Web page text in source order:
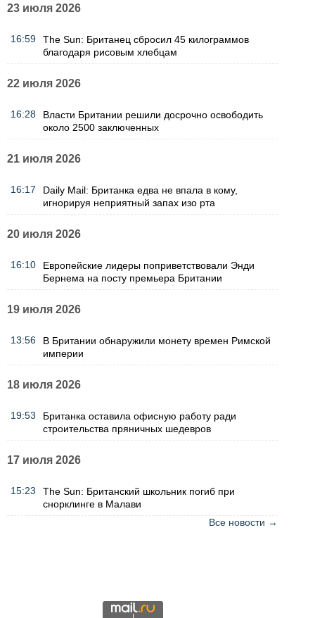
23 июля 2026
16:59
The Sun: Британец сбросил 45 килограммов
благодаря рисовым хлебцам
22 июля 2026
16:28
Власти Британии решили досрочно освободить
около 2500 заключенных
21 июля 2026
16:17
Daily Mail: Британка едва не впала в кому,
игнорируя неприятный запах изо рта
20 июля 2026
16:10
Европейские лидеры поприветствовали Энди
Бернема на посту премьера Британии
19 июля 2026
13:56
В Британии обнаружили монету времен Римской
империи
18 июля 2026
19:53
Британка оставила офисную работу ради
строительства пряничных шедевров
17 июля 2026
15:23
The Sun: Британский школьник погиб при
снорклинге в Малави
Все новости →